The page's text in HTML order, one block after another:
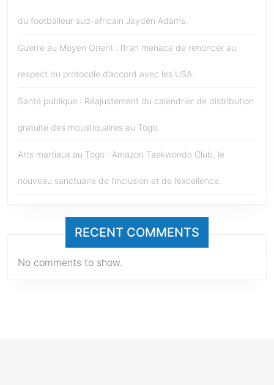
du footballeur sud-africain Jayden Adams.
Guerre au Moyen Orient : l’Iran menace de renoncer au
respect du protocole d’accord avec les USA.
Santé publique : Réajustement du calendrier de distribution
gratuite des moustiquaires au Togo.
Arts martiaux au Togo : Amazon Taekwondo Club, le
nouveau sanctuaire de l’inclusion et de l’excellence.
RECENT COMMENTS
No comments to show.